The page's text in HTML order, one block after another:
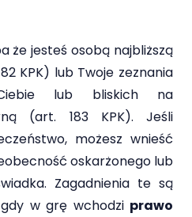
że jesteś osobą najbliższą
KPK) lub Twoje zeznania
lub bliskich na
(art. 183 KPK). Jeśli
możesz wnieść
oskarżonego lub
Zagadnienia te są
w grę wchodzi prawo